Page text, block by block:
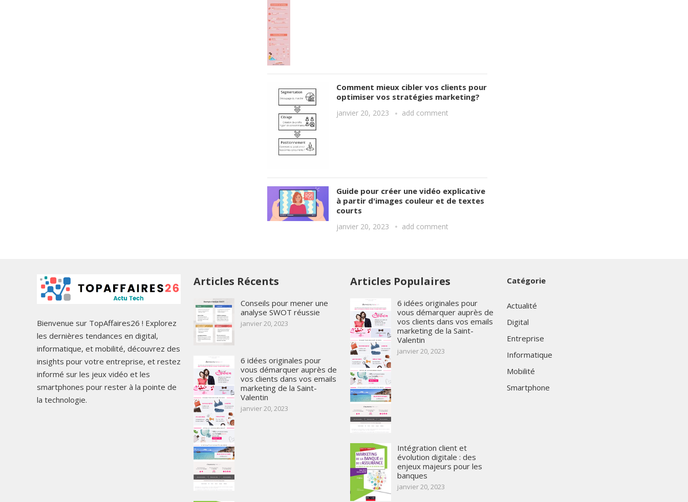
Comment mieux cibler vos clients pour
optimiser vos stratégies marketing?
janvier 20, 2023 add comment
Guide pour créer une vidéo explicative
à partir d'images couleur et de textes
courts
janvier 20, 2023 add comment
Bienvenue sur TopAffaires26 ! Explorez
les dernières tendances en digital,
informatique, et mobilité, découvrez des
insights pour votre entreprise, et restez
informé sur les jeux vidéo et les
smartphones pour rester à la pointe de
la technologie.
Articles Récents
Conseils pour mener une
analyse SWOT réussie
janvier 20, 2023
6 idées originales pour
vous démarquer auprès de
vos clients dans vos emails
marketing de la Saint-
Valentin
janvier 20, 2023
Articles Populaires
6 idées originales pour
vous démarquer auprès de
vos clients dans vos emails
marketing de la Saint-
Valentin
janvier 20, 2023
Intégration client et
évolution digitale : des
enjeux majeurs pour les
banques
janvier 20, 2023
Catégorie
Actualité
Digital
Entreprise
Informatique
Mobilité
Smartphone